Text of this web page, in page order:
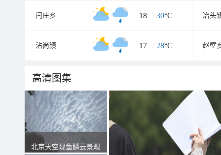
闫庄乡 18 / 30°C 冶头
沾尚镇 17 / 28°C 赵壁
高清图集
北京天空现鱼鳞云景观